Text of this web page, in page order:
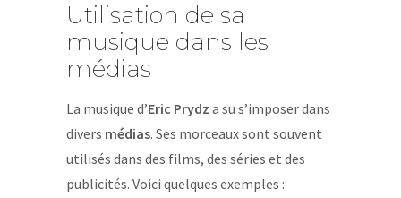
Utilisation de sa
musique dans les
médias
La musique d’Eric Prydz a su s’imposer dans
divers médias. Ses morceaux sont souvent
utilisés dans des films, des séries et des
publicités. Voici quelques exemples :